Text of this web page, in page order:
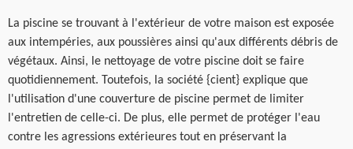
La piscine se trouvant à l'extérieur de votre maison est exposée
aux intempéries, aux poussières ainsi qu'aux différents débris de
végétaux. Ainsi, le nettoyage de votre piscine doit se faire
quotidiennement. Toutefois, la société {cient} explique que
l'utilisation d'une couverture de piscine permet de limiter
l'entretien de celle-ci. De plus, elle permet de protéger l'eau
contre les agressions extérieures tout en préservant la